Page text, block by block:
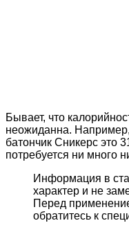
Бывает, что
неожиданна.
батончик Сникерс это
потребуется ни много
Информация в
характер и не
Перед
обратитесь к